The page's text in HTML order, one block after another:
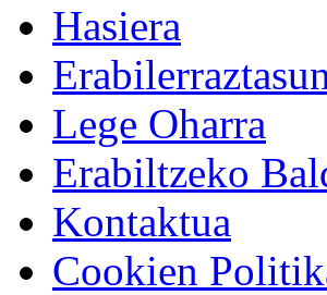
Hasiera
Lege Oharra
Erabiltzeko
Kontaktua
Cookien